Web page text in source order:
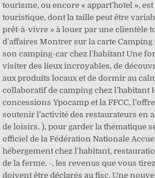
tourisme, ou encore « appart'hotel »,
touristique, dont la taille peut être
prêt-à-vivre » à louer par une clientèle
d'affaires Montrer sur la carte Camping
son camping-car chez l'habitant Une
visiter des lieux incroyables, de
aux produits locaux et de dormir au
collaboratif de camping chez l’habitant
concessions Ypocamp et la FFCC,
soutenir l’activité des restaurateurs en
de loisirs. ), pour garder la thématique
officiel de la Fédération Nationale
hébergement chez l'habitant,
de la ferme. -, les revenus que vous
doivent être déclarés au fisc. Une